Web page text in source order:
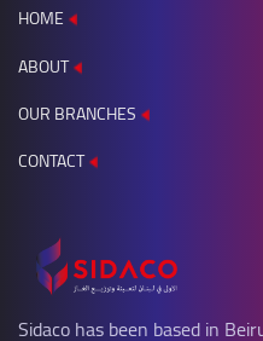
HOME
ABOUT
OUR BRANCHES
CONTACT
Sidaco has been based in